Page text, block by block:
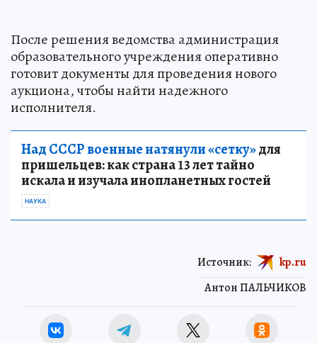
После решения ведомства администрация
образовательного учреждения оперативно
готовит документы для проведения нового
аукциона, чтобы найти надежного
исполнителя.
Над СССР военные натянули «сетку»для
пришельцев: как страна 13 лет тайно
искала и изучала инопланетных гостей
НАУКА
Антон ПАЛЬЧИКОВ
Источник: kp.ru